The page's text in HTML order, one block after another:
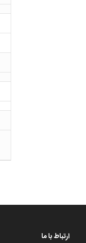
ارتباط با ما